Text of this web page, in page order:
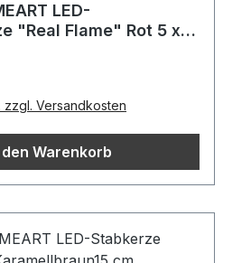
LED-
"Real Flame" Rot 5 x
zzgl. Versandkosten
den Warenkorb